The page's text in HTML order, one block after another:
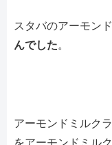
スタバのアーモン
んでした。
アーモンドミルク
をアーモンドミル